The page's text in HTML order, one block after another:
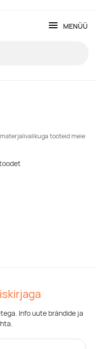
MENÜÜ
tooteid meie
Info uute brändide ja